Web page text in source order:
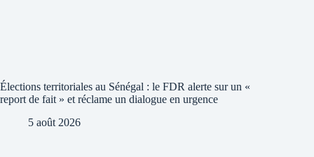
Élections territoriales au Sénégal : le FDR alerte sur un «
report de fait » et réclame un dialogue en urgence
5 août 2026